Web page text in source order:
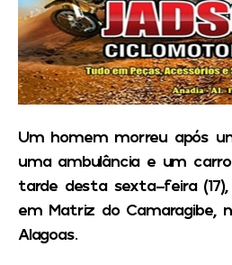
Um homem morreu após
uma ambulância e um
tarde desta sexta-feira (17),
em Matriz do Camaragibe,
Alagoas.